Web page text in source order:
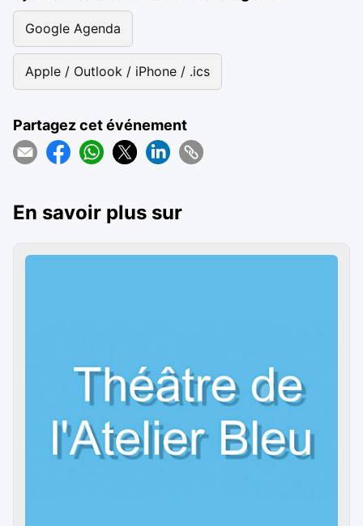
Google Agenda
Apple / Outlook / iPhone / .ics
Partagez cet événement
En savoir plus sur